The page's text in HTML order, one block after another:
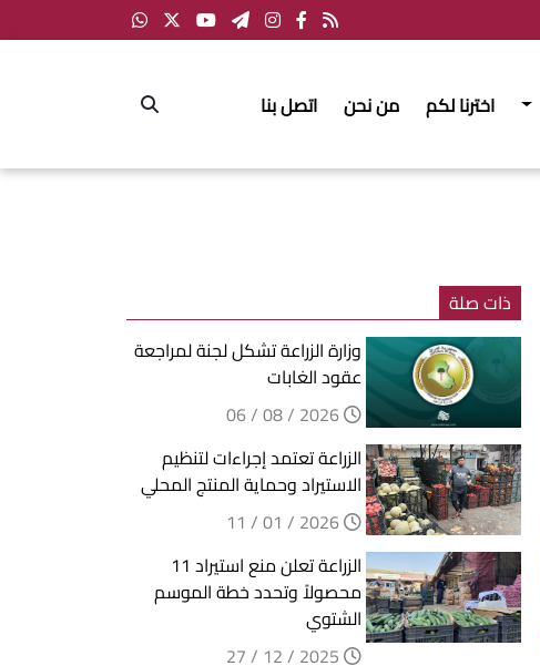
اخترنا لكم من نحن اتصل بنا
ذات صلة
وزارة الزراعة تشكل لجنة لمراجعة
عقود الغابات
الزراعة تعتمد إجراءات لتنظيم
الاستيراد وحماية المنتج المحلي
الزراعة تعلن منع استيراد 11
محصولاً وتحدد خطة الموسم
الشتوي